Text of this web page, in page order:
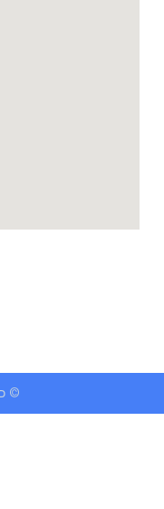
© כל